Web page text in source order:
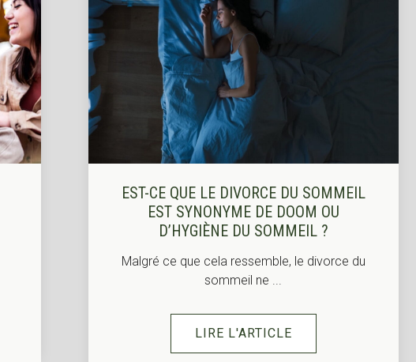
EST-CE QUE LE DIVORCE DU SOMMEIL
EST SYNONYME DE DOOM OU
D’HYGIÈNE DU SOMMEIL ?
Malgré ce que cela ressemble, le divorce du
sommeil ne ...
LIRE L'ARTICLE